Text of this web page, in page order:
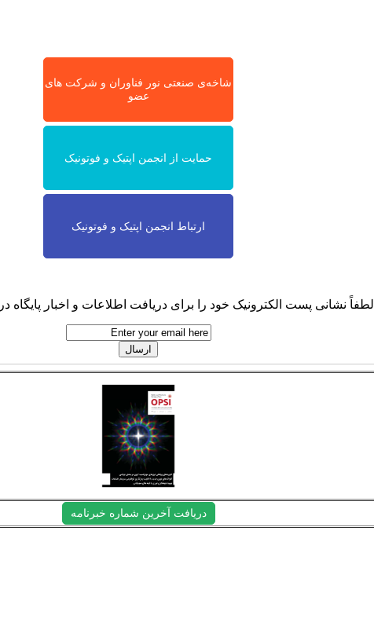
شاخه‌ی صنعتی نور فناوران و شرکت های
عضو
حمایت از انجمن اپتیک و فوتونیک
ارتباط انجمن اپتیک و فوتونیک
لطفاً نشانی پست الکترونیک خود را برای دریافت اطلاعات و اخبار پایگاه در
دریافت آخرین شماره خبرنامه